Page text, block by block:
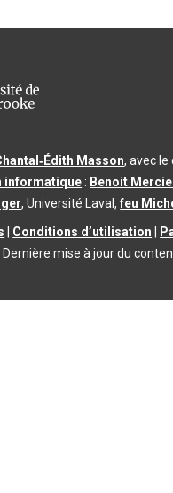
Masson, avec le
informatique : Benoit
, Université Laval,feu
Conditions d’utilisation
Dernière mise à jour du